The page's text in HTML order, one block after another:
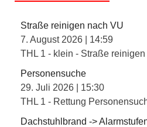
Straße reinigen nach VU
7. August 2026
14:59
THL 1 - klein - Straße reinigen
Personensuche
29. Juli 2026
15:30
THL 1 - Rettung
Dachstuhlbrand ->